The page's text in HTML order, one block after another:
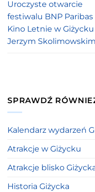
Uroczyste otwarcie
festiwalu BNP Paribas
Kino Letnie w Giżycku
Jerzym Skolimowskim
SPRAWDŹ
Kalendarz wydarzeń
Atrakcje w Giżycku
Atrakcje blisko
Historia Giżycka